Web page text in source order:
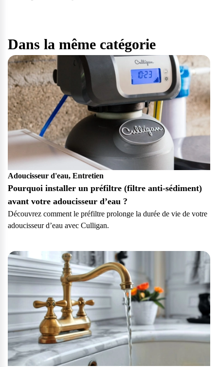
Dans la même catégorie
Adoucisseur d'eau, Entretien
Pourquoi installer un préfiltre (filtre anti-sédiment)
avant votre adoucisseur d’eau ?
Découvrez comment le préfiltre prolonge la durée de vie de votre
adoucisseur d’eau avec Culligan.